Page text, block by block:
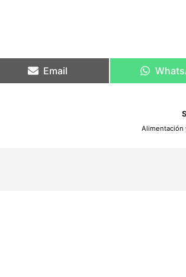
Email
Alimentación